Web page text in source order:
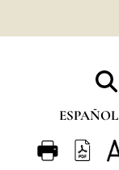
ESPAÑOL
FRANÇAIS